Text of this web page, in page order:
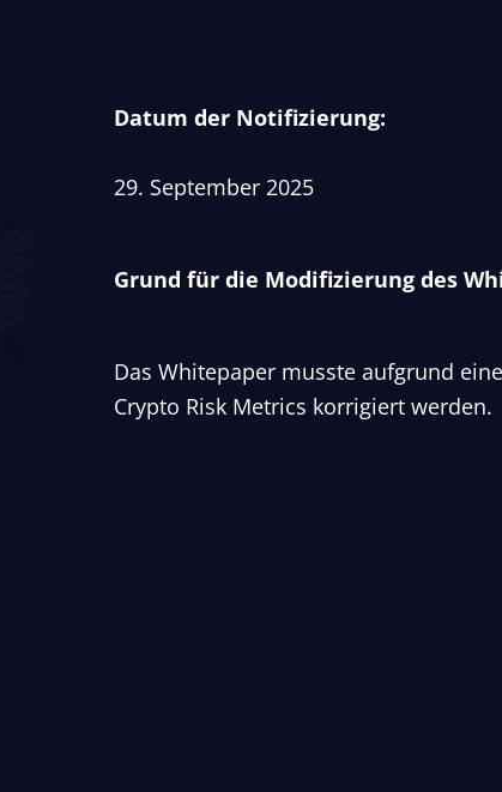
Datum der Notifizierung:
29. September 2025
Grund für die Modifizierung des
Das Whitepaper musste aufgrund
Crypto Risk Metrics korrigiert werden.